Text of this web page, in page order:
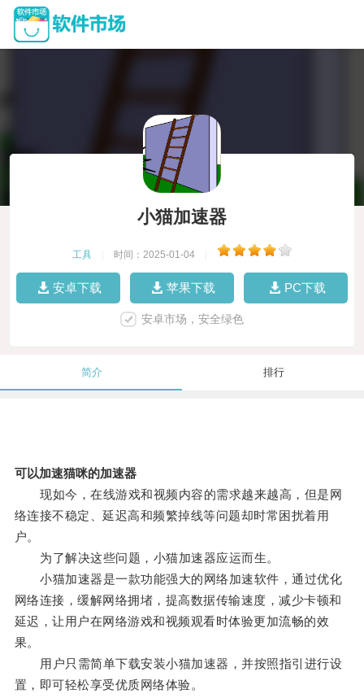
小猫加速器
工具 时间：2025-01-04
安卓下载 苹果下载 PC下载
安卓市场，安全绿色
简介 排行
可以加速猫咪的加速器
现如今，在线游戏和视频内容的需求越来越高，但是网
络连接不稳定、延迟高和频繁掉线等问题却时常困扰着用
户。
为了解决这些问题，小猫加速器应运而生。
小猫加速器是一款功能强大的网络加速软件，通过优化
网络连接，缓解网络拥堵，提高数据传输速度，减少卡顿和
延迟，让用户在网络游戏和视频观看时体验更加流畅的效
果。
用户只需简单下载安装小猫加速器，并按照指引进行设
置，即可轻松享受优质网络体验。